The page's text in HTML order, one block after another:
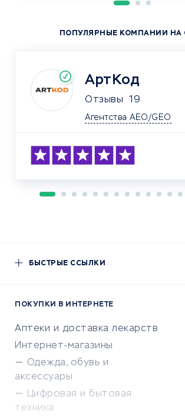
ПОПУЛЯРНЫЕ КОМПАНИИ НА
АртКод
Отзывы 19
Агентства AEO/GEO
БЫСТРЫЕ ССЫЛКИ
ПОКУПКИ В ИНТЕРНЕТЕ
Аптеки и доставка лекарств
Интернет-магазины
Одежда, обувь и
аксессуары
Цифровая и бытовая
техника